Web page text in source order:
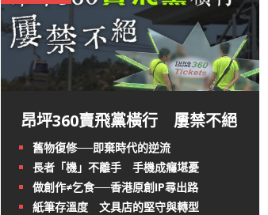
昂坪360賣飛黨橫行 屢禁不絕
舊物復修──即棄時代的逆流
長者「機」不離手 手機成癮堪憂
做創作≠乞食──香港原創IP尋出路
紙筆存溫度 文具店的堅守與轉型